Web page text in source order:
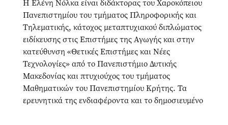
Η Ελένη Νόλκα είναι διδάκτορας του Χαροκόπειου
Πανεπιστημίου του τμήματος Πληροφορικής και
Τηλεματικής, κάτοχος μεταπτυχιακού διπλώματος
ειδίκευσης στις Επιστήμες της Αγωγής και στην
κατεύθυνση «Θετικές Επιστήμες και Νέες
Τεχνολογίες» από το Πανεπιστήμιο Δυτικής
Μακεδονίας και πτυχιούχος του τμήματος
Μαθηματικών του Πανεπιστημίου Κρήτης. Τα
ερευνητικά της ενδιαφέροντα και το δημοσιευμένο